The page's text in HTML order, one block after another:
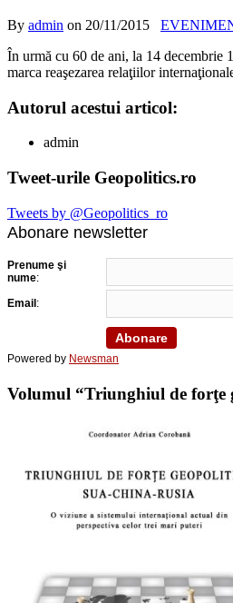
By admin on 20/11/2015
În urmă cu 60 de ani, la 14
marca reaşezarea relaţiilor
Autorul acestui articol:
admin
Tweet-urile Geopolitics.ro
Tweets by @Geopolitics_ro
Abonare newsletter
Prenume şi
nume:
Email :
Powered by Newsman
Volumul “Triunghiul de forţe